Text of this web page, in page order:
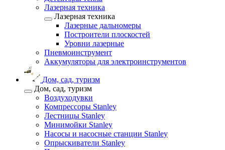
Лазерная техника
Лазерная техника
Лазерные дальномеры
Построители плоскостей
Уровни лазерные
Пневмоинструмент
Аккумуляторы для электроинструментов
Дом, сад, туризм
Дом, сад, туризм
Воздуходувки
Компрессоры Stanley
Лестницы Stanley
Минимойки Stanley
Насосы и насосные станции Stanley
Опрыскиватели Stanley